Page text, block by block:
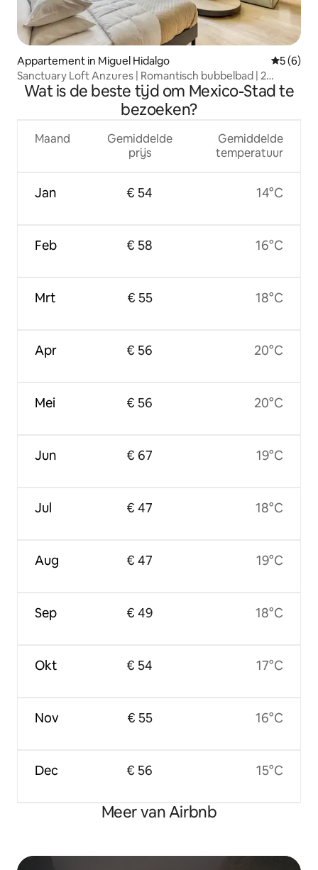
Appartement in Miguel Hidalgo
5 (6)
Sanctuary Loft Anzures | Romantisch bubbelbad | 2
gasten
Wat is de beste tijd om Mexico-Stad te
bezoeken?
Maand
Jan
Feb
Mrt
Apr
Mei
Jun
Jul
Aug
Sep
Okt
Nov
Dec
Gemiddelde
prijs
€ 54
€ 58
€ 55
€ 56
€ 56
€ 67
€ 47
€ 47
€ 49
€ 54
€ 55
€ 56
Gemiddelde
temperatuur
14°C
16°C
18°C
20°C
20°C
19°C
18°C
19°C
18°C
17°C
16°C
15°C
Meer van Airbnb